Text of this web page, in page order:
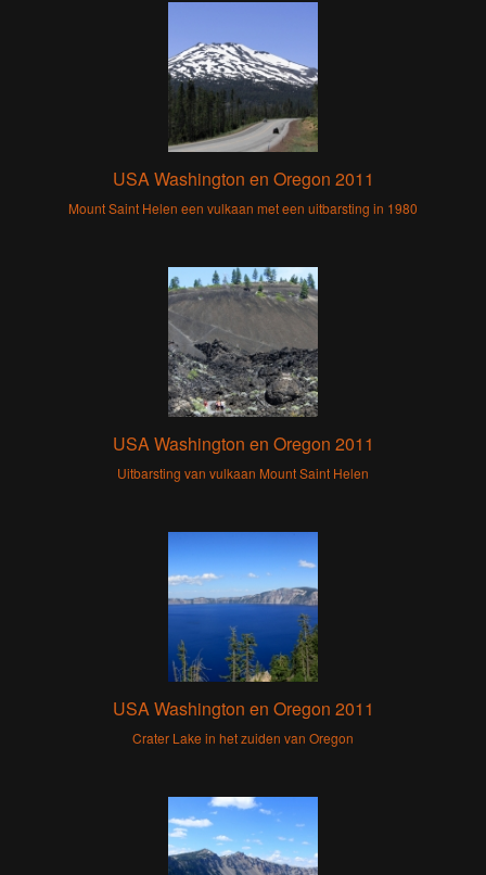
USA Washington en Oregon 2011
Mount Saint Helen een vulkaan met een uitbarsting in 1980
USA Washington en Oregon 2011
Uitbarsting van vulkaan Mount Saint Helen
USA Washington en Oregon 2011
Crater Lake in het zuiden van Oregon